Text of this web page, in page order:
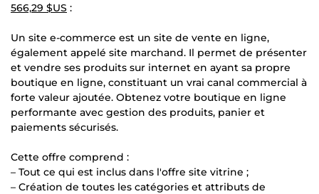
566,29 $US :
Un site e-commerce est un site de vente en ligne,
également appelé site marchand. Il permet de présenter
et vendre ses produits sur internet en ayant sa propre
boutique en ligne, constituant un vrai canal commercial à
forte valeur ajoutée. Obtenez votre boutique en ligne
performante avec gestion des produits, panier et
paiements sécurisés.
Cette offre comprend :
– Tout ce qui est inclus dans l'offre site vitrine ;
– Création de toutes les catégories et attributs de